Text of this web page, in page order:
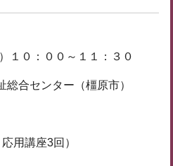
０：００～１１：３０
合センター（橿原市）
用講座3回）